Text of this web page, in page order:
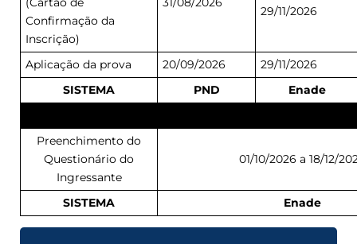
Confirmação da
Inscrição)
29/11/2026
Aplicação da prova 20/09/2026
29/11/2026
SISTEMA
PND
Enade
Preenchimento do
Questionário do
Ingressante
01/10/2026 a 18/12/
SISTEMA Enade